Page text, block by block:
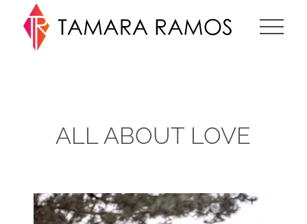
ALL ABOUT LOVE